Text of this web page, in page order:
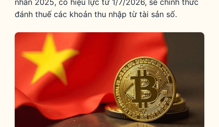
nhân 2025, có hiệu lực từ 1/7/2026, sẽ chính thức
đánh thuế các khoản thu nhập từ tài sản số.